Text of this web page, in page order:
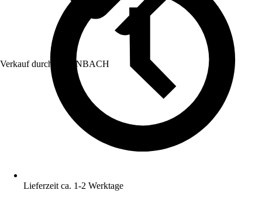
Verkauf durch: HORNBACH
Lieferzeit ca. 1-2 Werktage